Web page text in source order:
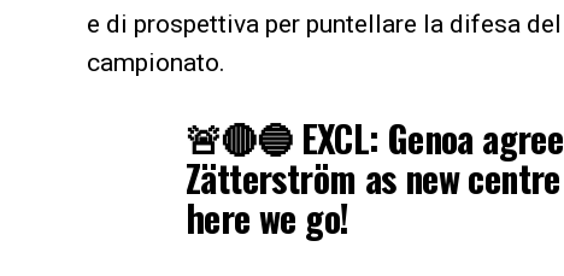
e di prospettiva per puntellare la difesa del
campionato.
🚨🔴🔵 EXCL: Genoa
Zätterström as new
here we go!